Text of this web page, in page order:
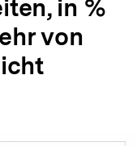
in %
von